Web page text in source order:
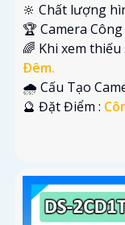
🔆 Chất lượng
🏆 Camera
🌈 Khi xem thiếu
Ðêm.
🌧️ Cấu Tạo
️🔮 Đặt Điểm :